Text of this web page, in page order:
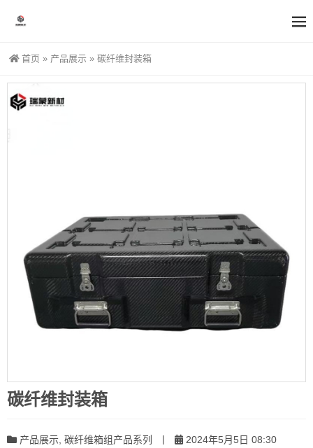
首页 » 产品展示 » 碳纤维封装箱
碳纤维封装箱
产品展示 碳纤维箱组产品系列 |
2024年5月5日 08:30